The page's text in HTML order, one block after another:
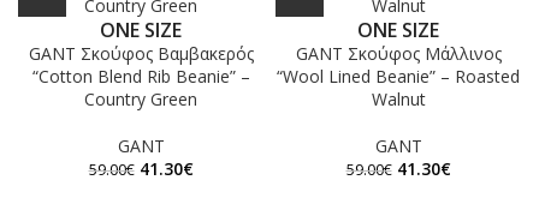
ONE SIZE
GANT Σκούφος Βαμβακερός
“Cotton Blend Rib Beanie” –
Country Green
GANT
59.00€ 41.30€
ONE SIZE
GANT Σκούφος Μάλλινος
“Wool Lined Beanie” – Roasted
Walnut
GANT
59.00€ 41.30€